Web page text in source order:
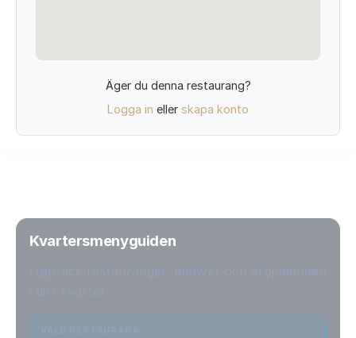
Äger du denna restaurang?
Logga in eller skapa konto
Kvartersmenyguiden